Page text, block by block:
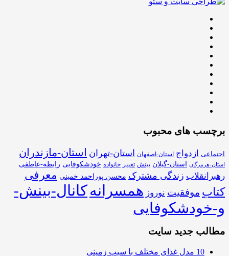
برچسب های محبوب
اجتماعی ازدواج استان-اصفهان استان-تهران استان-مازندران
استان-هرمزگان استان-گیلان بینش تغییر خانواده خودشکوفایی رابطه-عاطفی
رهبرانقلاب زندگی مشترک محسن پوراحمد خمینی معرفی
کتاب موفقیت نوروز همسرانهکانال-بینش-
و-خودشکوفایی
مطالب جدید سایت
10 مدل غذای مختلف با سیب زمینی